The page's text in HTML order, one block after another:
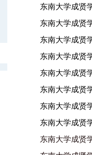
东南大学成贤
东南大学成贤
东南大学成贤
东南大学成贤
东南大学成贤
东南大学成贤
东南大学成贤
东南大学成贤
东南大学成贤